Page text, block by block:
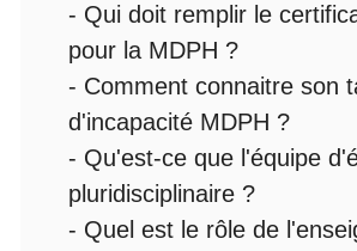
- Qui doit remplir le
pour la MDPH ?
- Comment connaitre son
d'incapacité MDPH ?
- Qu'est-ce que l'équipe
pluridisciplinaire ?
- Quel est le rôle de